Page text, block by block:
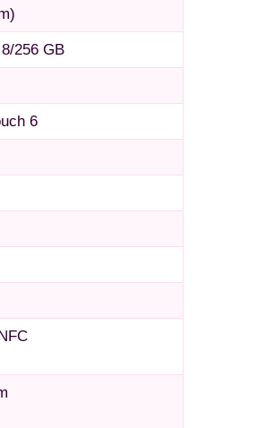
256 GB
6